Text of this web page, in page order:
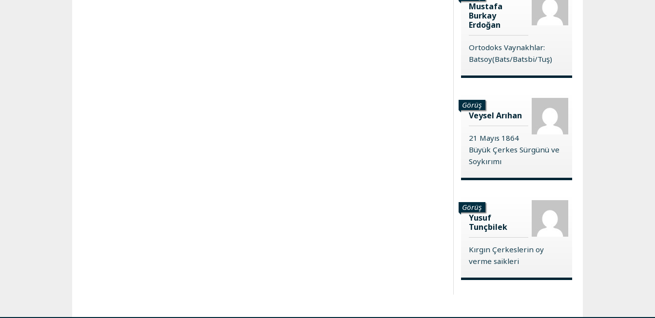
Mustafa
Burkay
Erdoğan
Ortodoks Vaynakhlar:
Batsoy(Bats/Batsbi/Tuş)
Görüş
Veysel Arıhan
21 Mayıs 1864
Büyük Çerkes Sürgünü ve
Soykırımı
Görüş
Yusuf
Tunçbilek
Kırgın Çerkeslerin oy
verme saikleri